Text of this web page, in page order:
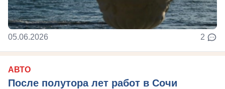
05.06.2026 2
АВТО
После полутора лет работ в Сочи